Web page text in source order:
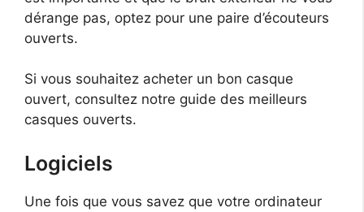
dérange pas, optez pour une paire d’écouteurs
ouverts.
Si vous souhaitez acheter un bon casque
ouvert, consultez notre guide des meilleurs
casques ouverts.
Logiciels
Une fois que vous savez que votre ordinateur